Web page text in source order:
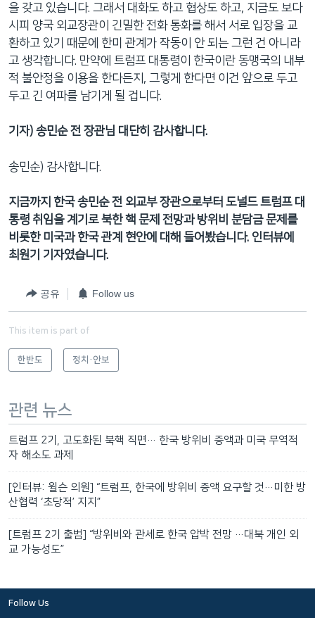
을 갖고 있습니다. 그래서 대화도 하고 협상도 하고, 지금도 보다
시피 양국 외교장관이 긴밀한 전화 통화를 해서 서로 입장을 교
환하고 있기 때문에 한미 관계가 작동이 안 되는 그런 건 아니라
고 생각합니다. 만약에 트럼프 대통령이 한국이란 동맹국의 내부
적 불안정을 이용을 한다든지, 그렇게 한다면 이건 앞으로 두고
두고 긴 여파를 남기게 될 겁니다.
기자) 송민순 전 장관님 대단히 감사합니다.
송민순) 감사합니다.
지금까지 한국 송민순 전 외교부 장관으로부터 도널드 트럼프 대
통령 취임을 계기로 북한 핵 문제 전망과 방위비 분담금 문제를
비롯한 미국과 한국 관계 현안에 대해 들어봤습니다. 인터뷰에
최원기 기자였습니다.
공유 Follow us
This item is part of
한반도 정치·안보
관련 뉴스
트럼프 2기, 고도화된 북핵 직면… 한국 방위비 증액과 미국 무역적
자 해소도 과제
[인터뷰: 윌슨 의원] “트럼프, 한국에 방위비 증액 요구할 것…미한 방
산협력 ‘초당적’ 지지”
[트럼프 2기 출범] “방위비와 관세로 한국 압박 전망 …대북 개인 외
교 가능성도”
Follow Us